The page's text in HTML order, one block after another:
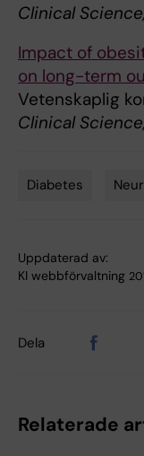
Clinical
Impact of
on long-term
Vetenskaplig
Clinical
Diabetes
Uppdaterad av:
KI webbförvaltning
Dela
Relaterade